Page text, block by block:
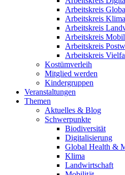
Arbeitskreis
Arbeitskreis Klima
Arbeitskreis
Arbeitskreis
Arbeitskreis
Arbeitskreis
Kostümverleih
Mitglied werden
Kindergruppen
Veranstaltungen
Themen
Aktuelles & Blog
Schwerpunkte
Biodiversität
Digitalisierung
Global Health &
Klima
Landwirtschaft